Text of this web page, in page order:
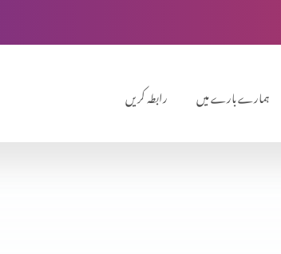
رابطہ کریں ہمارے بارے میں